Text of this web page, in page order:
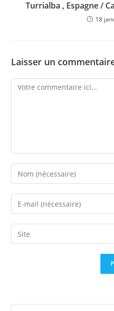
Turrialba , Espagne /
18
Laisser un
Comment
Enter
your
name
comment
Enter
your
email
address
Saisir
l’URL